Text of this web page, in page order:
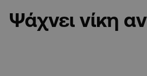
Ψάχνει νίκη